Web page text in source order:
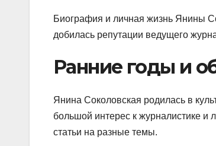
Биография и личная жизнь Янины
добилась репутации ведущего
Ранние годы и
Янина Соколовская родилась в
большой интерес к журналистике и
статьи на разные темы.